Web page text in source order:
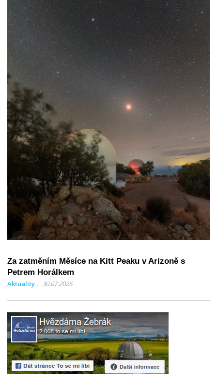
Za zatměním Měsíce na Kitt Peaku v Arizoně s
Petrem Horálkem
Aktuality 30.07.2026